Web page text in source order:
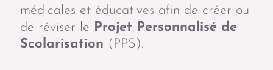
médicales et éducatives afin de créer ou
de réviser le Projet Personnalisé de
Scolarisation (PPS).